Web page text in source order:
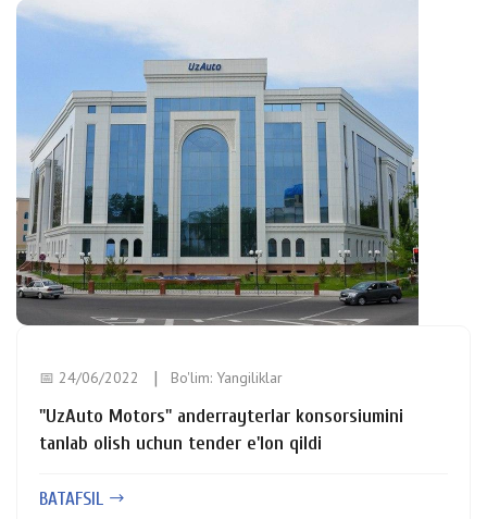
📅 24/06/2022 Bo'lim: Yangiliklar
"UzAuto Motors" anderrayterlar konsorsiumini
tanlab olish uchun tender e'lon qildi
BATAFSIL